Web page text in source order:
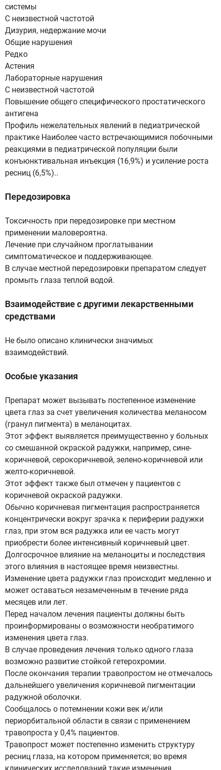
системы
С неизвестной частотой
Дизурия, недержание мочи
Общие нарушения
Редко
Астения
Лабораторные нарушения
С неизвестной частотой
Повышение общего специфического простатического
антигена
Профиль нежелательных явлений в педиатрической
практике Наиболее часто встречающимися побочными
реакциями в педиатрической популяции были
конъюнктивальная инъекция (16,9%) и усиление роста
ресниц (6,5%)..
Передозировка
Токсичность при передозировке при местном
применении маловероятна.
Лечение при случайном проглатывании
симптоматическое и поддерживающее.
В случае местной передозировки препаратом следует
промыть глаза теплой водой.
Взаимодействие с другими лекарственными
средствами
Не было описано клинически значимых
взаимодействий.
Особые указания
Препарат может вызывать постепенное изменение
цвета глаз за счет увеличения количества меланосом
(гранул пигмента) в меланоцитах.
Этот эффект выявляется преимущественно у больных
со смешанной окраской радужки, например, сине-
коричневой, серокоричневой, зелено-коричневой или
желто-коричневой.
Этот эффект также был отмечен у пациентов с
коричневой окраской радужки.
Обычно коричневая пигментация распространяется
концентрически вокруг зрачка к периферии радужки
глаз, при этом вся радужка или ее часть могут
приобрести более интенсивный коричневый цвет.
Долгосрочное влияние на меланоциты и последствия
этого влияния в настоящее время неизвестны.
Изменение цвета радужки глаз происходит медленно и
может оставаться незамеченным в течение ряда
месяцев или лет.
Перед началом лечения пациенты должны быть
проинформированы о возможности необратимого
изменения цвета глаз.
В случае проведения лечения только одного глаза
возможно развитие стойкой гетерохромии.
После окончания терапии травопростом не отмечалось
дальнейшего увеличения коричневой пигментации
радужной оболочки.
Сообщалось о потемнении кожи век и/или
периорбитальной области в связи с применением
травопроста у 0,4% пациентов.
Травопрост может постепенно изменить структуру
ресниц глаза, на котором применяется; во время